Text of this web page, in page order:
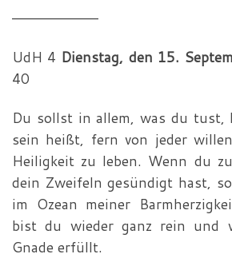
—————————
UdH 4 Dienstag, den 15.
40
Du sollst in allem, was du tust,
sein heißt, fern von jeder
Heiligkeit zu leben. Wenn du
dein Zweifeln gesündigt hast,
im Ozean meiner
bist du wieder ganz rein und
Gnade erfüllt.